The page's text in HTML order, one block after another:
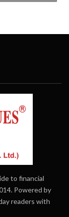
to financial
Powered by
readers with